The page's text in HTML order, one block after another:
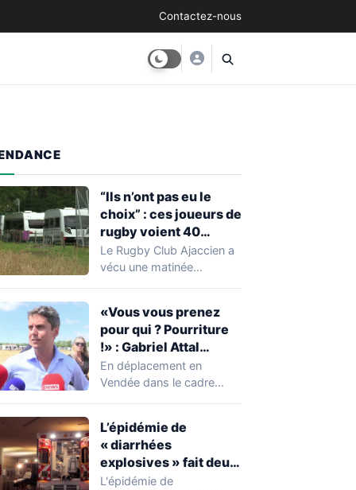
Contactez-nous
“Ils n’ont pas eu le
choix” : ces joueurs de
rugby voient 40
caravanes de gens du
voyage s’installer
heure
Le Rugby Club Ajaccien a
vécu une matinée
découverte d'une…
«Vous vous prenez
pour qui ? Pourriture
!» : Gabriel Attal
chahuté sur un
campement illégal
En déplacement en
Vendée dans le cadre
occupations…
L’épidémie de
« diarrhées
explosives » fait deux
premiers morts
L'épidémie de